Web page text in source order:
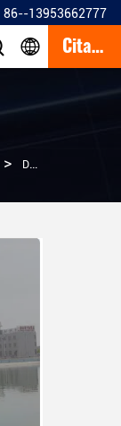
86--13953662777
Citation
> Dragueuse À Aspiration À Coupe 450 Mm Personnalisable Pour L'entretien Des Voies Navigables